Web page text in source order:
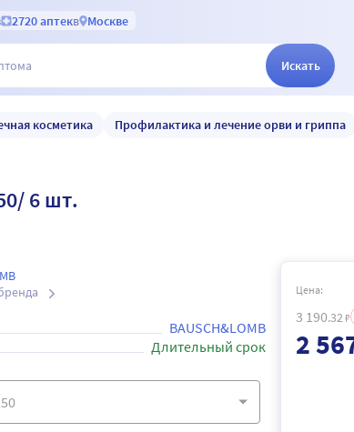
2720 аптекв Москве
Искать
косметика Профилактика и лечение орви и гриппа
6 шт.
BAUSCH&LOMB
Длительный срок
Цена:
3 190.32 ₽
2